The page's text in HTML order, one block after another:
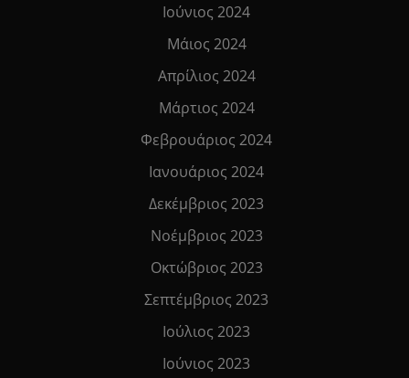
Ιούνιος 2024
Μάιος 2024
Απρίλιος 2024
Μάρτιος 2024
Φεβρουάριος 2024
Ιανουάριος 2024
Δεκέμβριος 2023
Νοέμβριος 2023
Οκτώβριος 2023
Σεπτέμβριος 2023
Ιούλιος 2023
Ιούνιος 2023